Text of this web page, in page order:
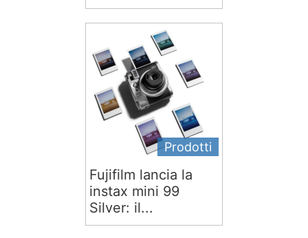
Prodotti
Fujifilm lancia la
instax mini 99
Silver: il...